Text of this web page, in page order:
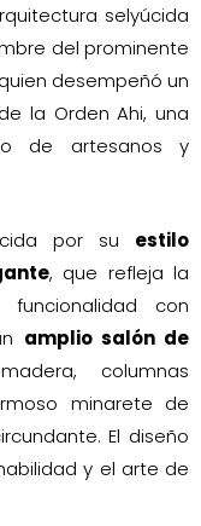
selyúcida
del prominente
desempeñó un
la Orden Ahi, una
de artesanos y
por su estilo
, que refleja la
con
amplio salón de
columnas
minarete de
El diseño
y el arte de